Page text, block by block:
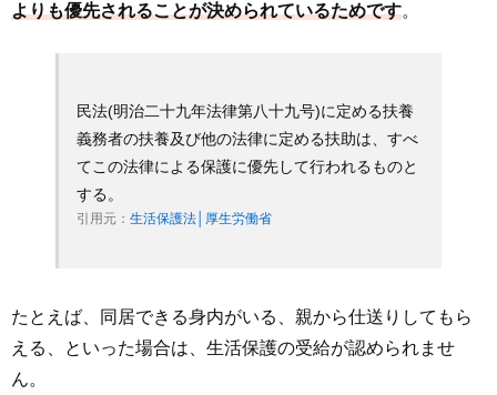
よりも優先されることが決められているためです。
民法(明治二十九年法律第八十九号)に定める扶養
義務者の扶養及び他の法律に定める扶助は、すべ
てこの法律による保護に優先して行われるものと
する。
引用元： 生活保護法│厚生労働省
たとえば、同居できる身内がいる、親から仕送りしてもら
える、といった場合は、生活保護の受給が認められませ
ん。